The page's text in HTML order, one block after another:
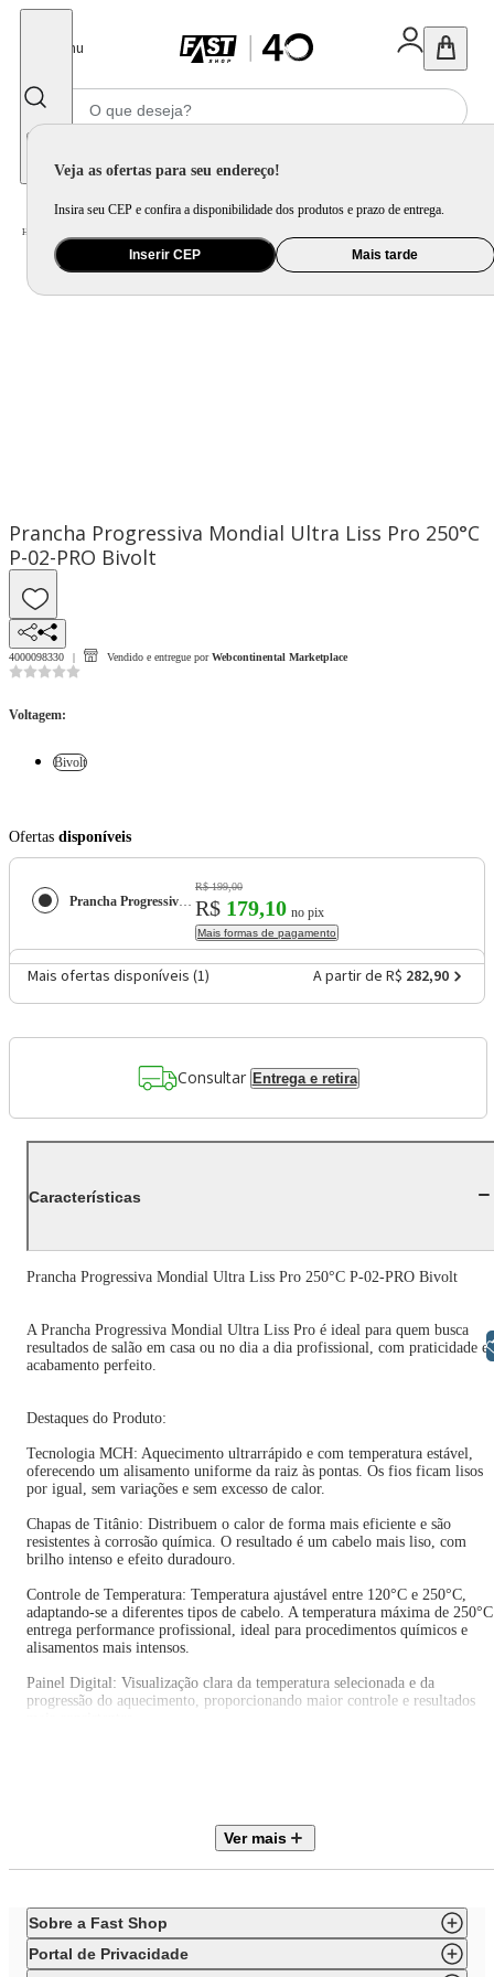
Menu
Veja as ofertas para seu endereço!
Insira seu CEP e confira a disponibilidade dos produtos e prazo de entrega.
Inserir CEP Mais tarde
Home
Prancha Progressiva Mondial Ultra Liss Pro 250°C
P-02-PRO Bivolt
4000098330 Vendido e entregue por Webcontinental Marketplace
Voltagem:
Bivolt
Ofertas disponíveis
Prancha Progressiva Mondial Ultra Liss Pro 250°C P-02-PRO Bivolt
R$ 199,00
R$ 179,10 no pix
Mais formas de pagamento
Mais ofertas disponíveis (1) A partir de R$ 282,90
Consultar Entrega e retira
Características
Prancha Progressiva Mondial Ultra Liss Pro 250°C P-02-PRO Bivolt
A Prancha Progressiva Mondial Ultra Liss Pro é ideal para quem busca
resultados de salão em casa ou no dia a dia profissional, com praticidade e
acabamento perfeito.
Destaques do Produto:
Tecnologia MCH: Aquecimento ultrarrápido e com temperatura estável,
oferecendo um alisamento uniforme da raiz às pontas. Os fios ficam lisos
por igual, sem variações e sem excesso de calor.
Chapas de Titânio: Distribuem o calor de forma mais eficiente e são
resistentes à corrosão química. O resultado é um cabelo mais liso, com
brilho intenso e efeito duradouro.
Controle de Temperatura: Temperatura ajustável entre 120°C e 250°C,
adaptando-se a diferentes tipos de cabelo. A temperatura máxima de 250°C
entrega performance profissional, ideal para procedimentos químicos e
alisamentos mais intensos.
Painel Digital: Visualização clara da temperatura selecionada e da
progressão do aquecimento, proporcionando maior controle e resultados
facilitam o transporte da sua prancha.
Cabo Giratório 360°: Com 1,8 metros de comprimento, o fio não enrola
durante o uso e garante autonomia de movimento.
Ver mais
Sobre a Fast Shop
Portal de Privacidade
Libras